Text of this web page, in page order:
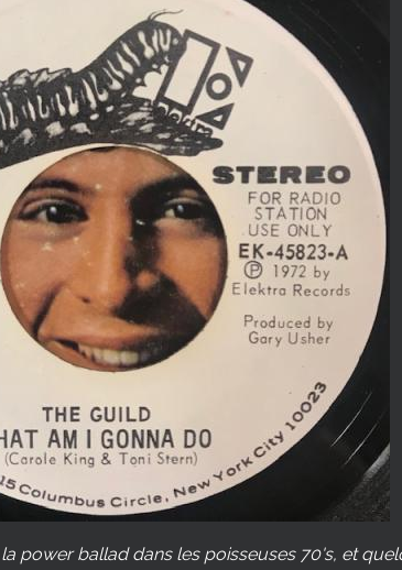
power ballad dans les poisseuses 70's, et